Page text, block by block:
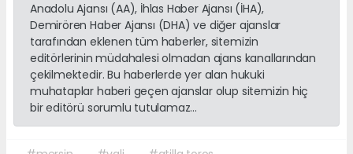
Anadolu Ajansı (AA), İhlas Haber Ajansı (İHA),
Demirören Haber Ajansı (DHA) ve diğer ajanslar
tarafından eklenen tüm haberler, sitemizin
editörlerinin müdahalesi olmadan ajans kanallarından
çekilmektedir. Bu haberlerde yer alan hukuki
muhataplar haberi geçen ajanslar olup sitemizin hiç
bir editörü sorumlu tutulamaz...